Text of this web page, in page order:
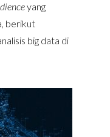
yang
berikut
big data di